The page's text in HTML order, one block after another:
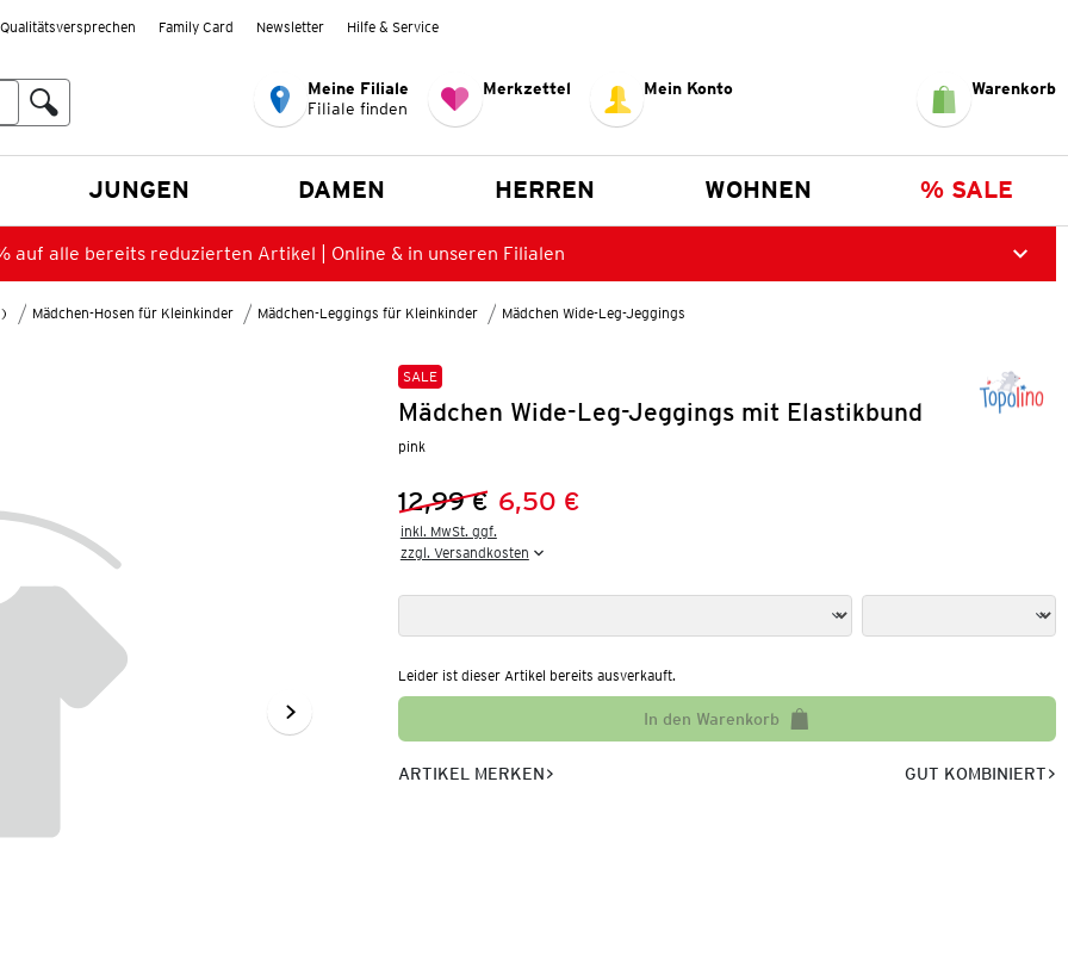
Qualitätsversprechen Family Card Newsletter Hilfe & Service
Meine Filiale
Filiale finden
Merkzettel Mein Konto Warenkorb
JUNGEN DAMEN HERREN WOHNEN % SALE
auf alle bereits reduzierten Artikel | Online & in unseren Filialen
Mädchen-Hosen für Kleinkinder Mädchen-Leggings für Kleinkinder Mädchen Wide-Leg-Jeggings
SALE
Mädchen Wide-Leg-Jeggings mit Elastikbund
pink
Vorheriger Preis:
12,99 €
Neuer Preis:
6,50 €
inkl. MwSt. ggf.
zzgl. Versandkosten
Leider ist dieser Artikel bereits ausverkauft.
In den Warenkorb
ARTIKEL MERKEN GUT KOMBINIERT